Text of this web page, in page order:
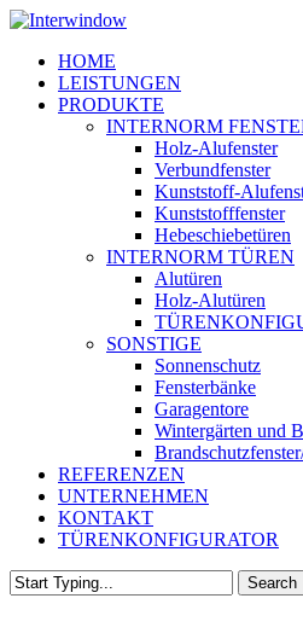
Skip
main
content
Menu
HOME
LEISTUNGEN
PRODUKTE
INTERNORM
Holz-Alufenster
Verbundfenster
Kunststoff-
Kunststofffenster
Hebeschiebetüren
INTERNORM TÜREN
Alutüren
Holz-Alutüren
SONSTIGE
Sonnenschutz
Fensterbänke
Garagentore
Wintergärten und
REFERENZEN
UNTERNEHMEN
KONTAKT
TÜRENKONFIGURATOR
Search